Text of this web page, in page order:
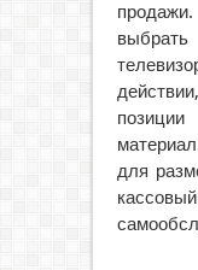
позиции
для